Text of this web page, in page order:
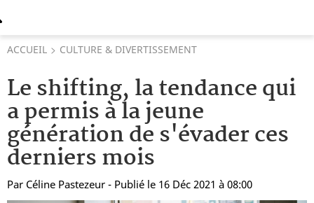
ACCUEIL CULTURE & DIVERTISSEMENT
Le shifting, la tendance qui
a permis à la jeune
génération de s'évader ces
derniers mois
Par Céline Pastezeur - Publié le 16 Déc 2021 à 08:00